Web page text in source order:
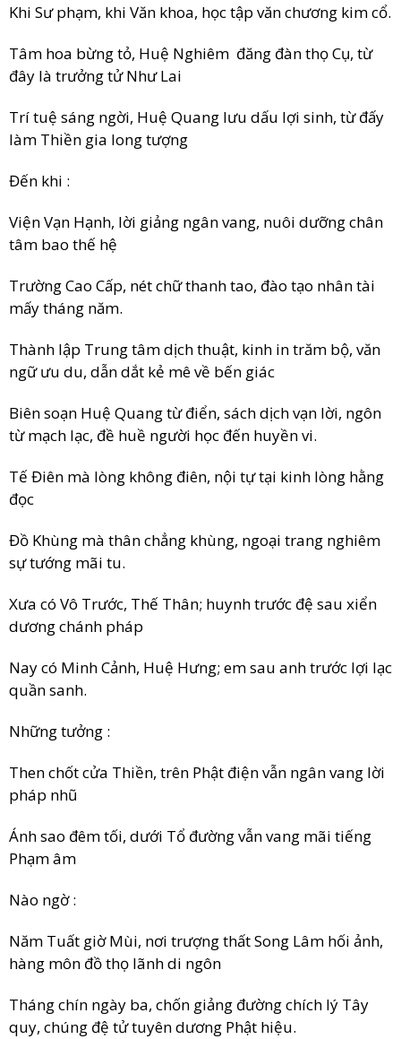
Khi Sư phạm, khi Văn khoa, học tập văn chương kim cổ.
Tâm hoa bừng tỏ, Huệ Nghiêm đăng đàn thọ Cụ, từ
đây là trưởng tử Như Lai
Trí tuệ sáng ngời, Huệ Quang lưu dấu lợi sinh, từ đấy
làm Thiền gia long tượng
Đến khi :
Viện Vạn Hạnh, lời giảng ngân vang, nuôi dưỡng chân
tâm bao thế hệ
Trường Cao Cấp, nét chữ thanh tao, đào tạo nhân tài
mấy tháng năm.
Thành lập Trung tâm dịch thuật, kinh in trăm bộ, văn
ngữ ưu du, dẫn dắt kẻ mê về bến giác
Biên soạn Huệ Quang từ điển, sách dịch vạn lời, ngôn
từ mạch lạc, đề huề người học đến huyền vi.
Tế Điên mà lòng không điên, nội tự tại kinh lòng hằng
đọc
Đồ Khùng mà thân chẳng khùng, ngoại trang nghiêm
sự tướng mãi tu.
Xưa có Vô Trước, Thế Thân; huynh trước đệ sau xiển
dương chánh pháp
Nay có Minh Cảnh, Huệ Hưng; em sau anh trước lợi lạc
quần sanh.
Những tưởng :
Then chốt cửa Thiền, trên Phật điện vẫn ngân vang lời
pháp nhũ
Ánh sao đêm tối, dưới Tổ đường vẫn vang mãi tiếng
Phạm âm
Nào ngờ :
Năm Tuất giờ Mùi, nơi trượng thất Song Lâm hối ảnh,
hàng môn đồ thọ lãnh di ngôn
Tháng chín ngày ba, chốn giảng đường chích lý Tây
quy, chúng đệ tử tuyên dương Phật hiệu.